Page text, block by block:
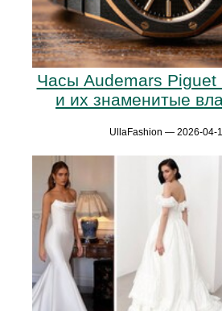
Часы Audemars Piguet
и их знаменитые
UllaFashion — 2026-04-